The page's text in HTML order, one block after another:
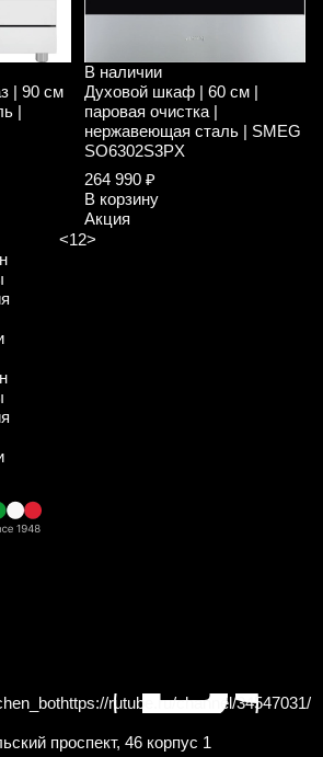
| 90 см
|
В наличии
Духовой шкаф | 60 см |
паровая очистка |
нержавеющая сталь | SMEG
SO6302S3PX
264 990 ₽
В корзину
Акция
<12>
https://rutube.ru/channel/34547031/
проспект, 46 корпус 1